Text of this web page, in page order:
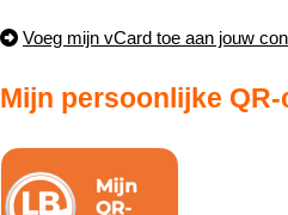
Voeg mijn vCard toe aan jouw
Mijn persoonlijke QR-